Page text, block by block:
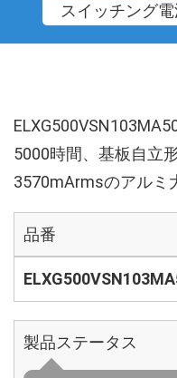
スイッチング
5000時間、基板自立
3570mArmsのアルミ
品番
製品ステータス